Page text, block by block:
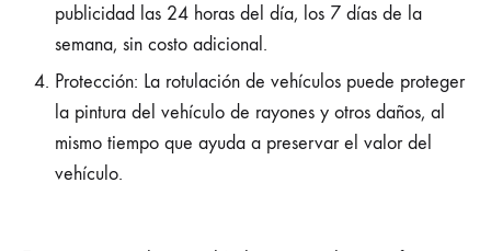
publicidad las 24 horas del día, los 7 días de la
semana, sin costo adicional.
Protección: La rotulación de vehículos puede proteger
la pintura del vehículo de rayones y otros daños, al
mismo tiempo que ayuda a preservar el valor del
vehículo.